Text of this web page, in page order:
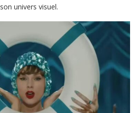
univers visuel.